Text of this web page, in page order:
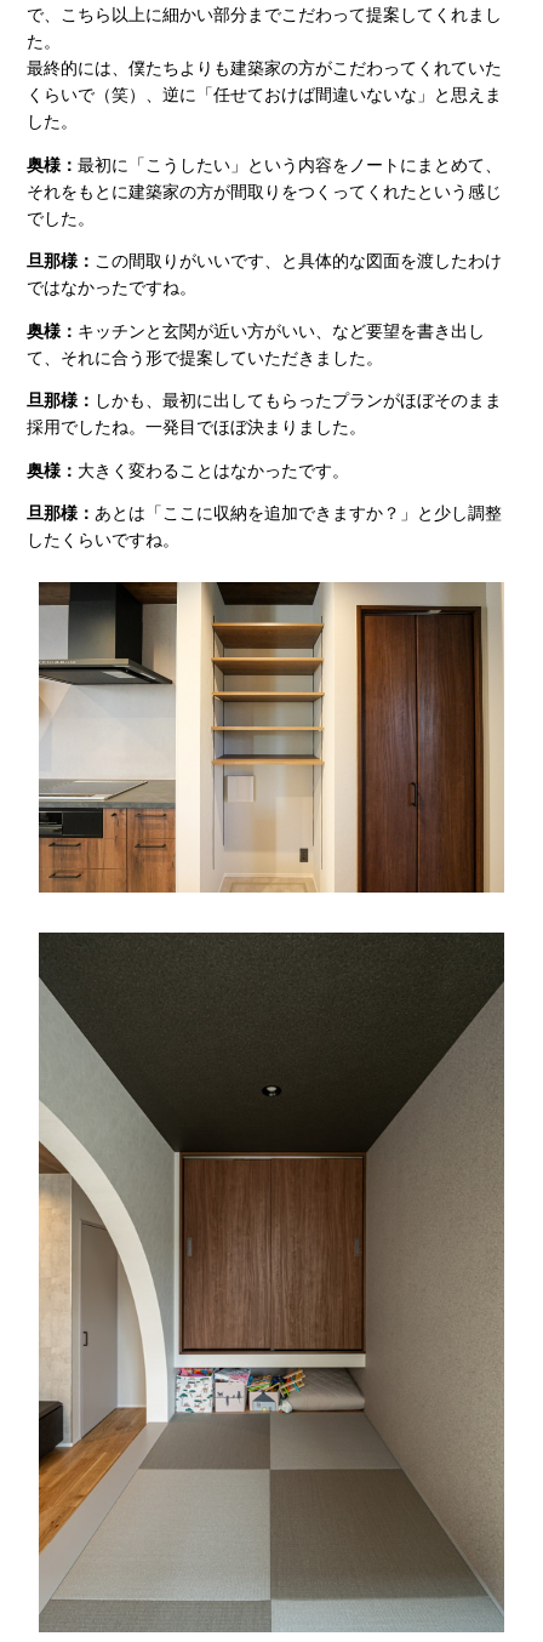
で、こちら以上に細かい部分までこだわって提案してくれまし
た。
最終的には、僕たちよりも建築家の方がこだわってくれていた
くらいで（笑）、逆に「任せておけば間違いないな」と思えま
した。
奥様： 最初に「こうしたい」という内容をノートにまとめて、
それをもとに建築家の方が間取りをつくってくれたという感じ
でした。
旦那様： この間取りがいいです、と具体的な図面を渡したわけ
ではなかったですね。
奥様： キッチンと玄関が近い方がいい、など要望を書き出し
て、それに合う形で提案していただきました。
旦那様： しかも、最初に出してもらったプランがほぼそのまま
採用でしたね。一発目でほぼ決まりました。
奥様： 大きく変わることはなかったです。
旦那様： あとは「ここに収納を追加できますか？」と少し調整
したくらいですね。